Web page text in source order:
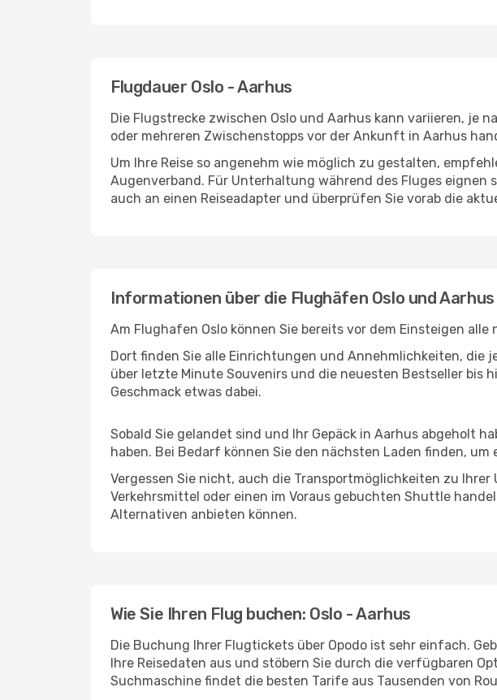
Flugdauer Oslo - Aarhus
Die Flugstrecke zwischen Oslo und Aarhus kann variieren, je
oder mehreren Zwischenstopps vor der Ankunft in Aarhus
Um Ihre Reise so angenehm wie möglich zu gestalten,
Augenverband. Für Unterhaltung während des Fluges eignen
auch an einen Reiseadapter und überprüfen Sie vorab die
Informationen über die Flughäfen Oslo und Aarhus
Am Flughafen Oslo können Sie bereits vor dem Einsteigen
Dort finden Sie alle Einrichtungen und Annehmlichkeiten, die
über letzte Minute Souvenirs und die neuesten Bestseller bis
Geschmack etwas dabei.
Sobald Sie gelandet sind und Ihr Gepäck in Aarhus abgeholt
haben. Bei Bedarf können Sie den nächsten Laden finden,
Vergessen Sie nicht, auch die Transportmöglichkeiten zu
Verkehrsmittel oder einen im Voraus gebuchten Shuttle
Alternativen anbieten können.
Wie Sie Ihren Flug buchen: Oslo - Aarhus
Die Buchung Ihrer Flugtickets über Opodo ist sehr einfach.
Ihre Reisedaten aus und stöbern Sie durch die verfügbaren
Suchmaschine findet die besten Tarife aus Tausenden von